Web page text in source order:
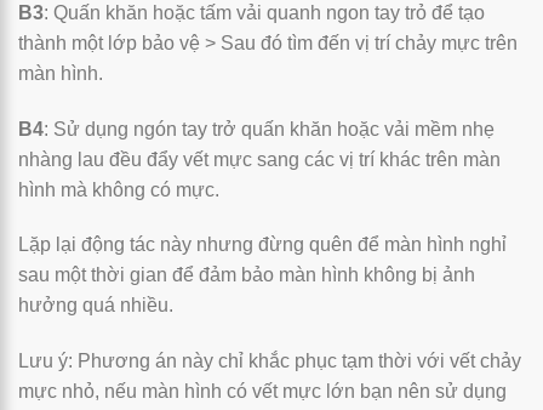
B3: Quấn khăn hoặc tấm vải quanh ngon tay trỏ để tạo
thành một lớp bảo vệ > Sau đó tìm đến vị trí chảy mực trên
màn hình.
B4: Sử dụng ngón tay trở quấn khăn hoặc vải mềm nhẹ
nhàng lau đều đẩy vết mực sang các vị trí khác trên màn
hình mà không có mực.
Lặp lại động tác này nhưng đừng quên để màn hình nghỉ
sau một thời gian để đảm bảo màn hình không bị ảnh
hưởng quá nhiều.
Lưu ý: Phương án này chỉ khắc phục tạm thời với vết chảy
mực nhỏ, nếu màn hình có vết mực lớn bạn nên sử dụng